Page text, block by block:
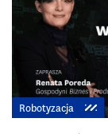
Robotyzacja